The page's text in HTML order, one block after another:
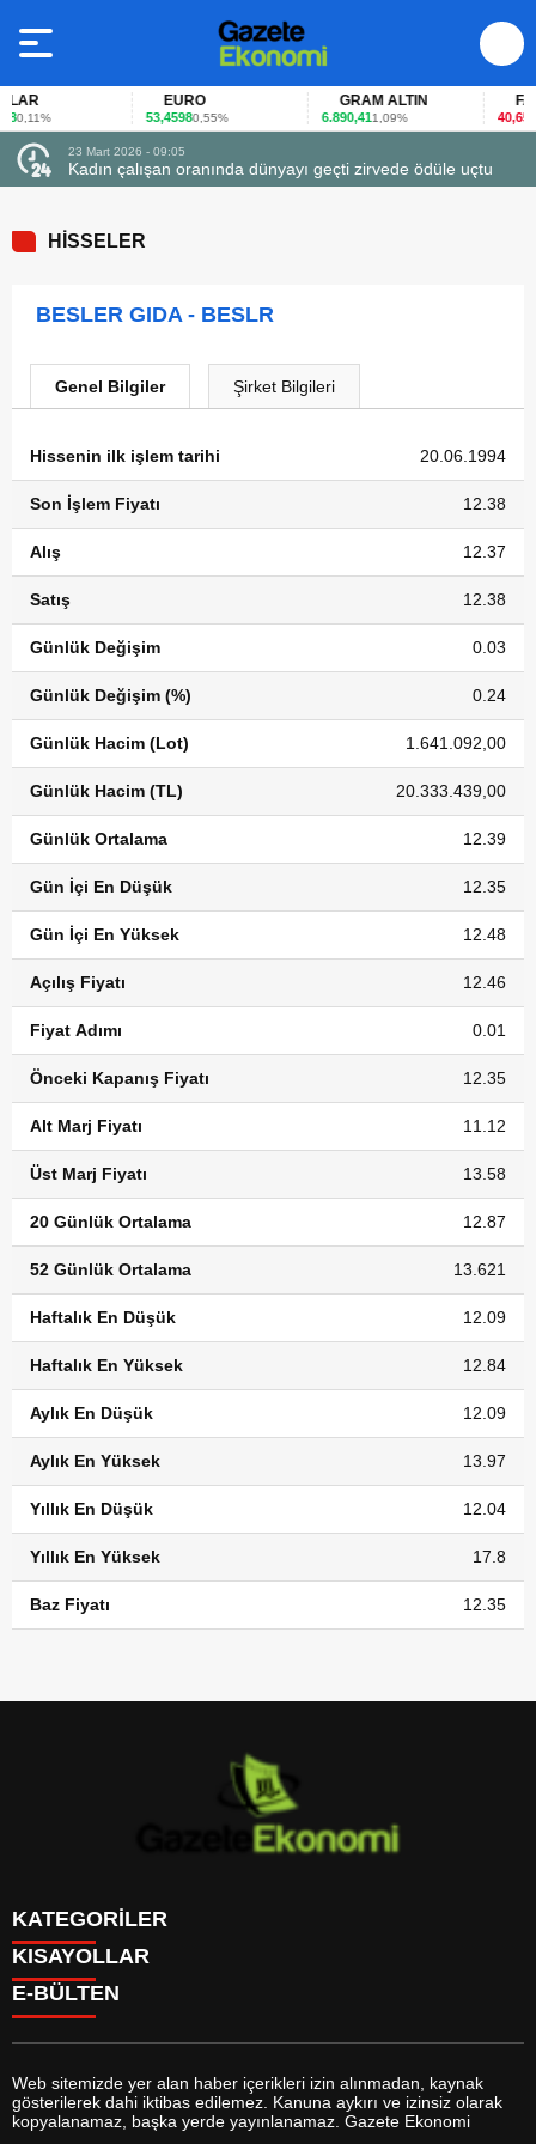
0,11%
EURO
53,45980,55%
GRAM ALTIN
6.890,411,09%
FAİZ
40,65-
23 Mart 2026 - 09:05
Kadın çalışan oranında dünyayı geçti zirvede ödüle uçtu
HİSSELER
BESLER GIDA - BESLR
Genel Bilgiler Şirket Bilgileri
Hissenin ilk işlem tarihi 20.06.1994
Son İşlem Fiyatı 12.38
Alış 12.37
Satış 12.38
Günlük Değişim 0.03
Günlük Değişim (%) 0.24
Günlük Hacim (Lot) 1.641.092,00
Günlük Hacim (TL) 20.333.439,00
Günlük Ortalama 12.39
Gün İçi En Düşük 12.35
Gün İçi En Yüksek 12.48
Açılış Fiyatı 12.46
Fiyat Adımı 0.01
Önceki Kapanış Fiyatı 12.35
Alt Marj Fiyatı 11.12
Üst Marj Fiyatı 13.58
20 Günlük Ortalama 12.87
52 Günlük Ortalama 13.621
Haftalık En Düşük 12.09
Haftalık En Yüksek 12.84
Aylık En Düşük 12.09
Aylık En Yüksek 13.97
Yıllık En Düşük 12.04
Yıllık En Yüksek 17.8
Baz Fiyatı 12.35
KATEGORİLER
GÜNDEM
DÜNYA
SİYASET
MAGAZİN
SAĞLIK
EĞİTİM
YAŞAM
KISAYOLLAR
BURÇLAR
FİKSTÜR
FİRMA EKLE
FİRMA REHBERİ
E-BÜLTEN
gazeteekonomi.com e-bültenine abone olarak, tarafınıza haber,
Web sitemizde yer alan haber içerikleri izin alınmadan, kaynak
gösterilerek dahi iktibas edilemez. Kanuna aykırı ve izinsiz olarak
kopyalanamaz, başka yerde yayınlanamaz. Gazete Ekonomi